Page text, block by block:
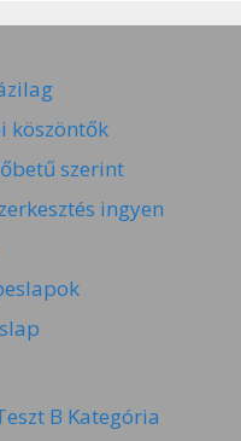
köszöntők
szerint
ingyen
B Kategória